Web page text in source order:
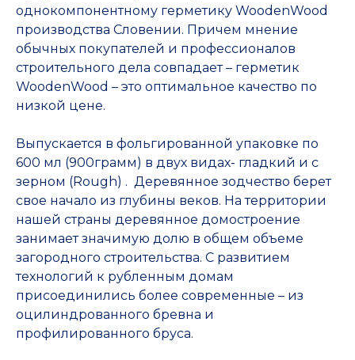
однокомпонентному герметику WoodenWood
производства Словении. Причем мнение
обычных покупателей и профессионалов
строительного дела совпадает – герметик
WoodenWood – это оптимальное качество по
низкой цене.
Выпускается в фольгированной упаковке по
600 мл (900грамм) в двух видах- гладкий и с
зерном (Rough) . Деревянное зодчество берет
свое начало из глубины веков. На территории
нашей страны деревянное домостроение
занимает значимую долю в общем объеме
загородного строительства. С развитием
технологий к рубленным домам
присоединились более современные – из
оцилиндрованного бревна и
профилированного бруса.